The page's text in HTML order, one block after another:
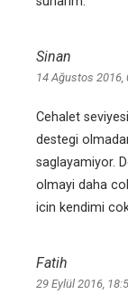
Sinan
14 Ağustos 2016,
Cehalet
destegi
saglayamiyor.
olmayi daha
icin kendimi
Fatih
29 Eylül 2016,